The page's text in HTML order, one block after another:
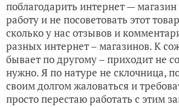
поблагодарить интернет —
работу и не посоветовать этот
сколько у нас отзывов и
разных интернет – магазинов. К
бывает по другому – приходит не
нужно. Я по натуре не склочница,
своим долгом жаловаться и
просто перестаю работать с этим